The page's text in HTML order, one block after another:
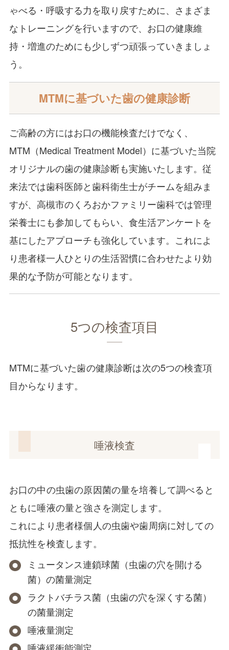
ゃべる・呼吸する力を取り戻すために、さまざま
なトレーニングを行いますので、お口の健康維
持・増進のためにも少しずつ頑張っていきましょ
う。
MTMに基づいた歯の健康診断
ご高齢の方にはお口の機能検査だけでなく、
MTM（Medical Treatment Model）に基づいた当院
オリジナルの歯の健康診断も実施いたします。従
来法では歯科医師と歯科衛生士がチームを組みま
すが、高槻市のくろおかファミリー歯科では管理
栄養士にも参加してもらい、食生活アンケートを
基にしたアプローチも強化しています。これによ
り患者様一人ひとりの生活習慣に合わせたより効
果的な予防が可能となります。
5つの検査項目
MTMに基づいた歯の健康診断は次の5つの検査項
目からなります。
唾液検査
お口の中の虫歯の原因菌の量を培養して調べると
ともに唾液の量と強さを測定します。
これにより患者様個人の虫歯や歯周病に対しての
抵抗性を検査します。
ミュータンス連鎖球菌（虫歯の穴を開ける
菌）の菌量測定
ラクトバチラス菌（虫歯の穴を深くする菌）
の菌量測定
唾液量測定
唾液緩衝能測定